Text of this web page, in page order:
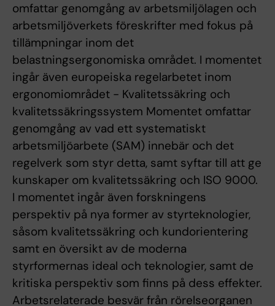
omfattar genomgång av arbetsmiljölagen och
arbetsmiljöverkets föreskrifter med fokus på
tillämpningar inom det
belastningsergonomiska området. I momentet
ingår även europeiska regelarbetet inom
ergonomiområdet - Kvalitetssäkring och
kvalitetssäkringssystem Momentet omfattar
genomgång av vad ett systematiskt
arbetsmiljöarbete (SAM) innebär och det
regelverk som styr detta, samt syftar till att ge
kunskaper om kvalitetssäkring och ISO 9000.
I momentet ingår även forskningens
perspektiv på nya former av styrteknologier,
såsom kvalitetssäkring och kundorientering
samt en översikt av de moderna
styrformernas ideal och teknologier, samt de
kritiska perspektiv som finns på dess effekter.
Arbetsrelaterade besvär från rörelseorganen